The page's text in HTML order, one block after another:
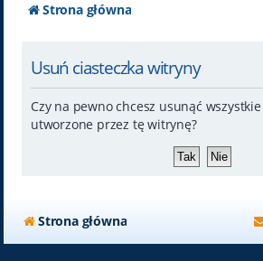
Strona główna
Usuń ciasteczka witryny
Czy na pewno chcesz usunąć
utworzone przez tę witrynę?
Strona główna